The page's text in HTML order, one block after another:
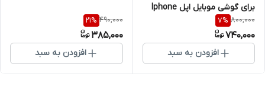
برای گوشی موبایل اپل Iphone
7Plus / 8Plus
800,000
7%
740,000
افزودن به سبد
490,000
21%
385,000
افزودن به سبد